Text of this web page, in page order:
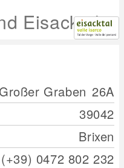
Eisacktal
Großer Graben 26A
39042
Brixen
(+39) 0472 802 232